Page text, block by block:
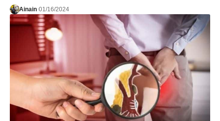
Ainain 01/16/2024